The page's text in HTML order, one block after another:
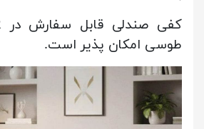
طوسی امکان پذیر است.